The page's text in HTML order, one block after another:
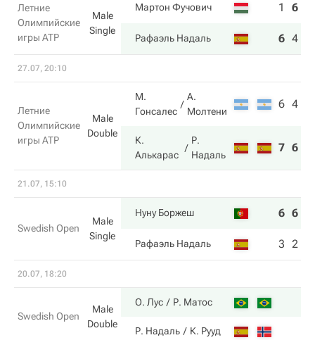
Летние
Олимпийские
игры ATP
Male
Single
Мартон Фучович 1 6
Рафаэль Надаль 6 4
27.07, 20:10
Летние
Олимпийские
игры ATP
Male
Double
М.
Гонсалес
А.
Молтени
6 4
К.
Алькарас
Р.
Надаль
7 6
21.07, 15:10
Swedish Open
Male
Single
Нуну Боржеш 6 6
Рафаэль Надаль 3 2
20.07, 18:20
Swedish Open
Male
Double
О. Лус Р. Матос
Р. Надаль К. Рууд